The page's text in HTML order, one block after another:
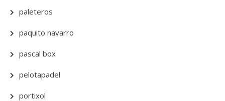
paleteros
paquito navarro
pascal box
pelotapadel
portixol